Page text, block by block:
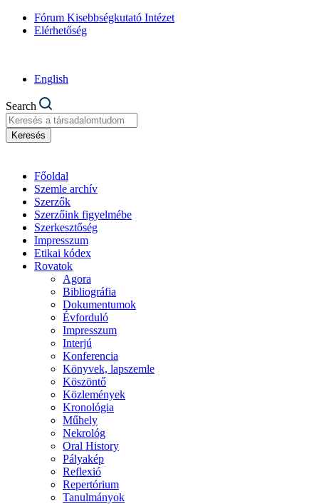
Fórum Kisebbségkutató Intézet
Elérhetőség
English
Search
Keresés
Főoldal
Szemle archív
Szerzők
Szerzőink figyelmébe
Szerkesztőség
Impresszum
Etikai kódex
Rovatok
Agora
Bibliográfia
Dokumentumok
Évforduló
Impresszum
Interjú
Konferencia
Könyvek, lapszemle
Köszöntő
Közlemények
Kronológia
Műhely
Nekrológ
Oral History
Pályakép
Reflexió
Repertórium
Tanulmányok